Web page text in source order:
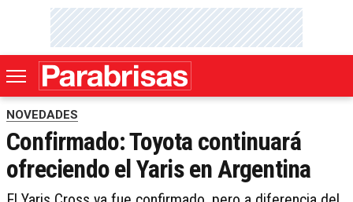
NOVEDADES
Confirmado: Toyota continuará
ofreciendo el Yaris en Argentina